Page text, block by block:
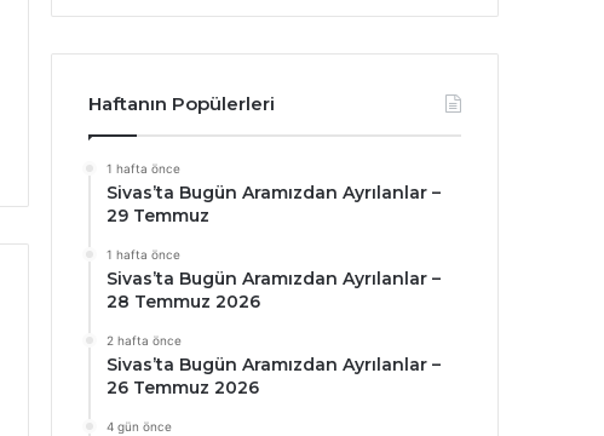
Haftanın Popülerleri
1 hafta önce
Sivas’ta Bugün Aramızdan Ayrılanlar –
29 Temmuz
1 hafta önce
Sivas’ta Bugün Aramızdan Ayrılanlar –
28 Temmuz 2026
2 hafta önce
Sivas’ta Bugün Aramızdan Ayrılanlar –
26 Temmuz 2026
4 gün önce